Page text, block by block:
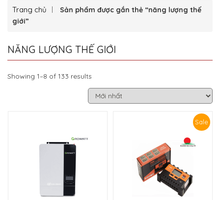
Trang chủ
Sản phẩm được gắn thẻ “năng lượng thế
giới”
NĂNG LƯỢNG THẾ GIỚI
Showing 1–8 of 133 results
Sale